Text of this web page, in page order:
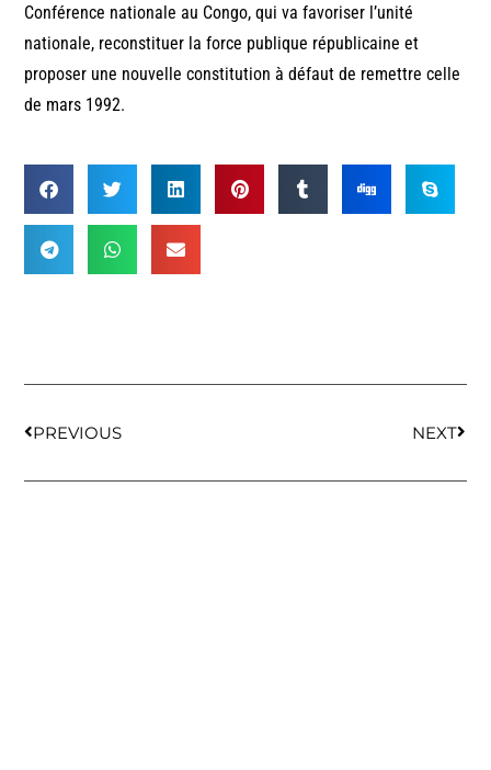
Conférence nationale au Congo, qui va favoriser l’unité
nationale, reconstituer la force publique républicaine et
proposer une nouvelle constitution à défaut de remettre celle
de mars 1992.
PREVIOUS NEXT